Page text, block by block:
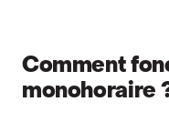
Comment
monohoraire